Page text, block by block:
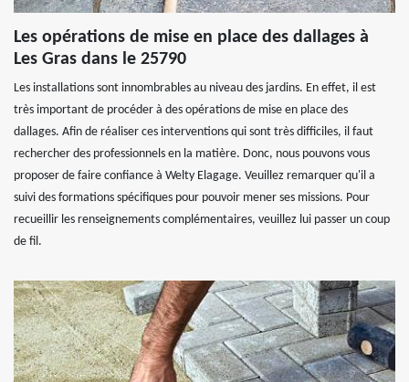
Les opérations de mise en place des dallages à
Les Gras dans le 25790
Les installations sont innombrables au niveau des jardins. En effet, il est
très important de procéder à des opérations de mise en place des
dallages. Afin de réaliser ces interventions qui sont très difficiles, il faut
rechercher des professionnels en la matière. Donc, nous pouvons vous
proposer de faire confiance à Welty Elagage. Veuillez remarquer qu'il a
suivi des formations spécifiques pour pouvoir mener ses missions. Pour
recueillir les renseignements complémentaires, veuillez lui passer un coup
de fil.